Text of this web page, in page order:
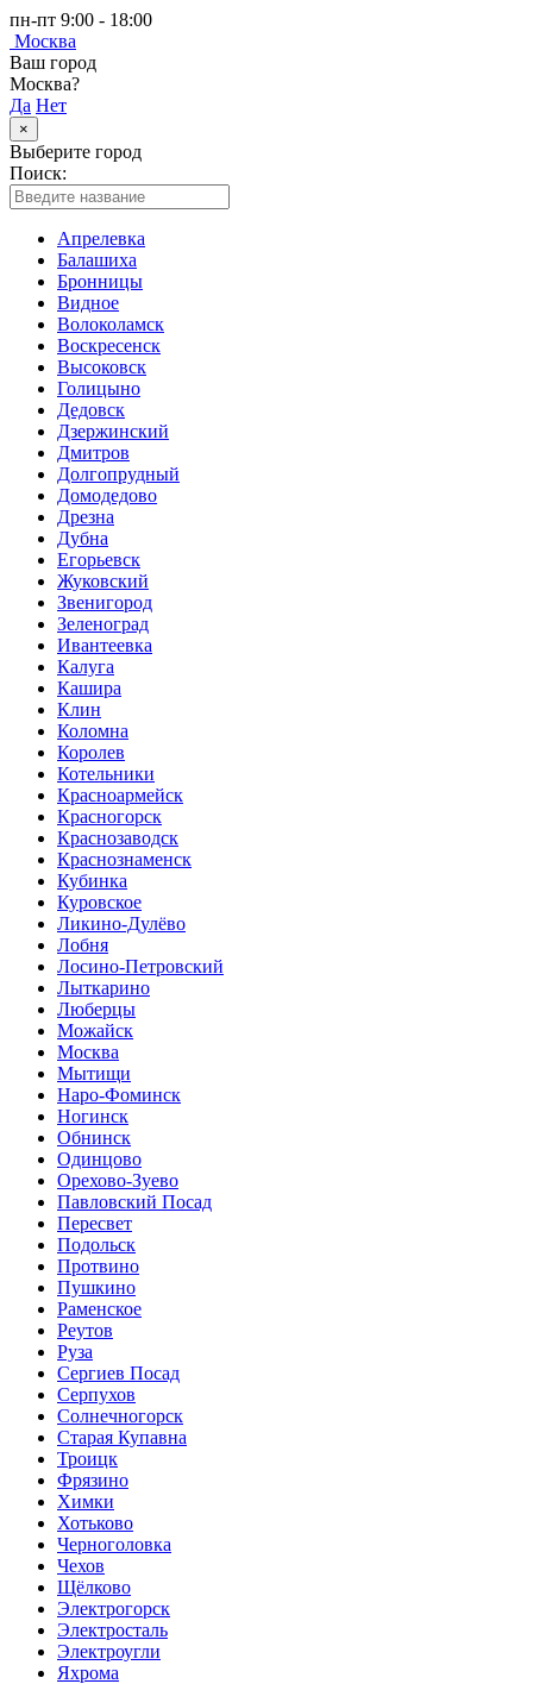
пн-пт 9:00 - 18:00
Москва
Ваш город
Москва?
Да Нет
×
Выберите город
Поиск:
Апрелевка
Балашиха
Бронницы
Видное
Волоколамск
Воскресенск
Высоковск
Голицыно
Дедовск
Дзержинский
Дмитров
Долгопрудный
Домодедово
Дрезна
Дубна
Егорьевск
Жуковский
Звенигород
Зеленоград
Ивантеевка
Калуга
Кашира
Клин
Коломна
Королев
Котельники
Красноармейск
Красногорск
Краснозаводск
Краснознаменск
Кубинка
Куровское
Ликино-Дулёво
Лобня
Лосино-Петровский
Лыткарино
Люберцы
Можайск
Москва
Мытищи
Наро-Фоминск
Ногинск
Обнинск
Одинцово
Орехово-Зуево
Павловский Посад
Пересвет
Подольск
Протвино
Пушкино
Раменское
Реутов
Руза
Сергиев Посад
Серпухов
Солнечногорск
Старая Купавна
Троицк
Фрязино
Химки
Хотьково
Черноголовка
Чехов
Щёлково
Электрогорск
Электросталь
Электроугли
Яхрома